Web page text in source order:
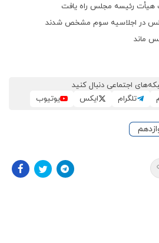
هیأت رئیسه مجلس راه یافت
در اجلاسیه سوم مشخص شدند
ماند
اجتماعی دنبال کنید
تلگرام ایکس یوتیوب